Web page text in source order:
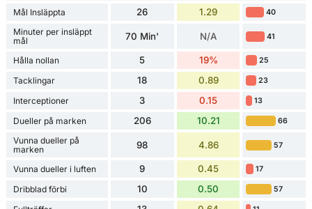
Mål Insläppta 26 1.29 40
Minuter per insläppt
mål
70 Min' N/A 41
Hålla nollan 5 19% 25
Tacklingar 18 0.89 23
Interceptioner 3 0.15 13
Dueller på marken 206 10.21 66
Vunna dueller på
marken
98 4.86 57
Vunna dueller i luften 9 0.45 17
Dribblad förbi 10 0.50 57